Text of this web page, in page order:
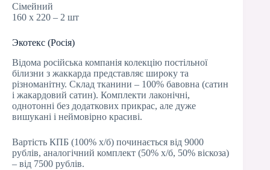
Сімейний
160 х 220 – 2 шт
Экотекс (Росія)
Відома російська компанія колекцію постільної
білизни з жаккарда представляє широку та
різноманітну. Склад тканини – 100% бавовна (сатин
і жакардовий сатин). Комплекти лаконічні,
однотонні без додаткових прикрас, але дуже
вишукані і неймовірно красиві.
Вартість КПБ (100% х/б) починається від 9000
рублів, аналогічний комплект (50% х/б, 50% віскоза)
– від 7500 рублів.